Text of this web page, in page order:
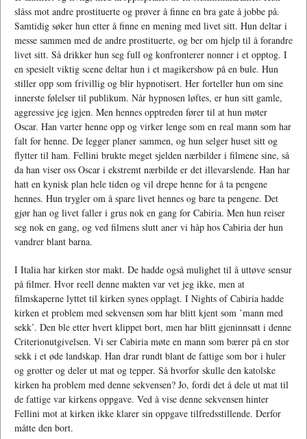
slåss mot andre prostituerte og prøver å finne en bra gate å jobbe på.
Samtidig søker hun etter å finne en mening med livet sitt. Hun deltar i
messe sammen med de andre prostituerte, og ber om hjelp til å forandre
livet sitt. Så drikker hun seg full og konfronterer nonner i et opptog. I
en spesielt viktig scene deltar hun i et magikershow på en bule. Hun
stiller opp som frivillig og blir hypnotisert. Her forteller hun om sine
innerste følelser til publikum. Når hypnosen løftes, er hun sitt gamle,
aggressive jeg igjen. Men hennes opptreden fører til at hun møter
Oscar. Han varter henne opp og virker lenge som en real mann som har
falt for henne. De legger planer sammen, og hun selger huset sitt og
flytter til ham. Fellini brukte meget sjelden nærbilder i filmene sine, så
da han viser oss Oscar i ekstremt nærbilde er det illevarslende. Han har
hatt en kynisk plan hele tiden og vil drepe henne for å ta pengene
hennes. Hun trygler om å spare livet hennes og bare ta pengene. Det
gjør han og livet faller i grus nok en gang for Cabiria. Men hun reiser
seg nok en gang, og ved filmens slutt aner vi håp hos Cabiria der hun
vandrer blant barna.
I Italia har kirken stor makt. De hadde også mulighet til å uttøve sensur
på filmer. Hvor reell denne makten var vet jeg ikke, men at
filmskaperne lyttet til kirken synes opplagt. I Nights of Cabiria hadde
kirken et problem med sekvensen som har blitt kjent som ’mann med
sekk’. Den ble etter hvert klippet bort, men har blitt gjeninnsatt i denne
Criterionutgivelsen. Vi ser Cabiria møte en mann som bærer på en stor
sekk i et øde landskap. Han drar rundt blant de fattige som bor i huler
og grotter og deler ut mat og tepper. Så hvorfor skulle den katolske
kirken ha problem med denne sekvensen? Jo, fordi det å dele ut mat til
de fattige var kirkens oppgave. Ved å vise denne sekvensen hinter
Fellini mot at kirken ikke klarer sin oppgave tilfredsstillende. Derfor
måtte den bort.